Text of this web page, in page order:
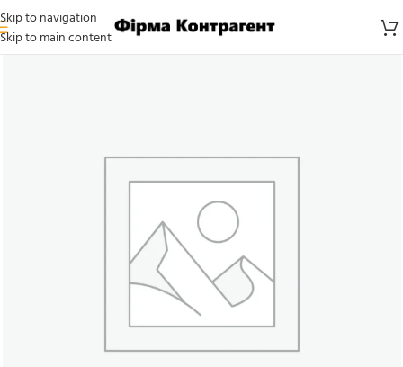
Skip to navigation
Skip to main content